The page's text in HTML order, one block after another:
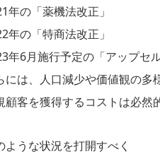
年の「薬機法改正」
年の「特商法改正」
年6月施行予定の「アップセ
には、人口減少や価値観の多
顧客を獲得するコストは必然
ような状況を打開すべく